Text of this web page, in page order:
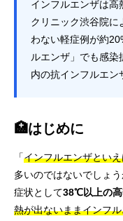
インフルエンザは高
クリニック渋谷院
わない軽症例が約
ルエンザ」でも感
内の抗インフルエン
🏥はじめに
「インフルエンザとい
多いのではないでしょ
症状として38℃以上の
熱が出ないままインフ